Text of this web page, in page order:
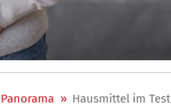
Panorama » Hausmittel im Test